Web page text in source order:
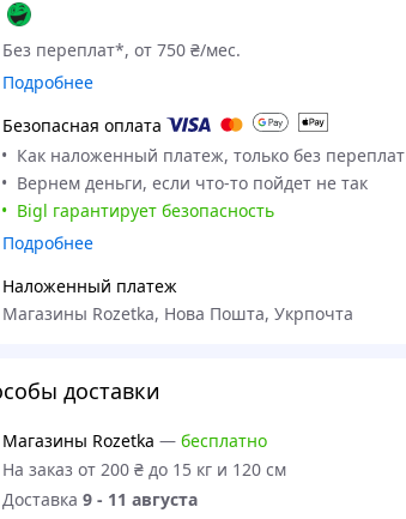
Без переплат*, от 750 ₴/мес.
Подробнее
Безопасная оплата
Как наложенный платеж, только без переплат
Вернем деньги, если что-то пойдет не так
Bigl гарантирует безопасность
Подробнее
Наложенный платеж
Магазины Rozetka, Нова Пошта, Укрпочта
доставки
Магазины Rozetka — бесплатно
На заказ от 200 ₴ до 15 кг и 120 см
Доставка 9 - 11 августа